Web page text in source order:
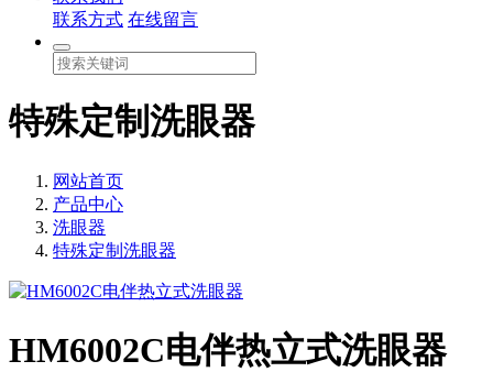
联系方式 在线留言
特殊定制洗眼器
网站首页
产品中心
洗眼器
特殊定制洗眼器
HM6002C电伴热立式洗眼器